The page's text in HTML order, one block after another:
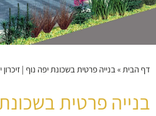
דף הבית»בנייה פרטית בשכונת יפה נוף |
בנייה פרטית